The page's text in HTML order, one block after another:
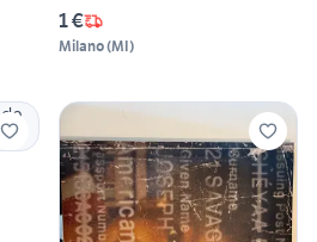
1 €
Milano(MI)